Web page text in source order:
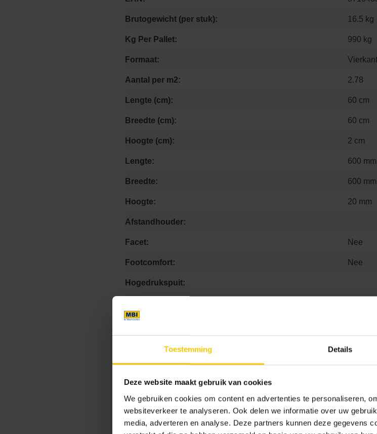
Toestemming Details
Deze website maakt gebruik van cookies
We gebruiken cookies om content en advertenties te personaliseren,
websiteverkeer te analyseren. Ook delen we informatie over uw
media, adverteren en analyse. Deze partners kunnen deze gegevens
Brutogewicht (per stuk): 16.5 kg
Kg Per Pallet: 990 kg
Formaat:
Aantal per m2: 2.78
Lengte (cm): 60 cm
Breedte (cm): 60 cm
Hoogte (cm): 2 cm
Lengte: 600 mm
Breedte: 600 mm
Hoogte: 20 mm
Afstandhouder:
Facet: Nee
Footcomfort: Nee
Hogedrukspuit:
Kleurvastheid:
Matheid:
Onderhoudsvriendelijk:
Stroefheid:
Vlekbestendigheid: